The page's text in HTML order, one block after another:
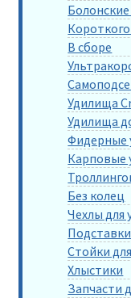
В сборе
Удилища
Удилища
Фидерные
Карповые
Без колец
Чехлы для
Стойки
Хлыстики
Запчасти